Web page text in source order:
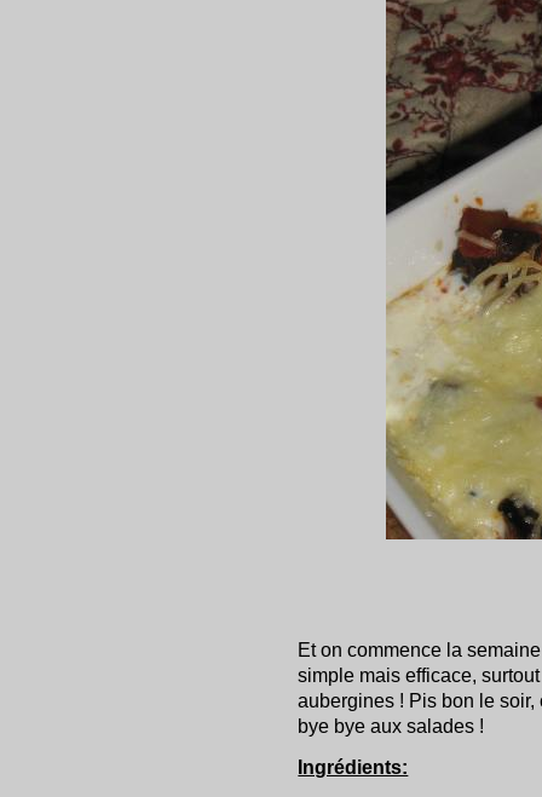
Et on commence la
simple mais efficace,
aubergines ! Pis bon le
bye bye aux salades !
Ingrédients: